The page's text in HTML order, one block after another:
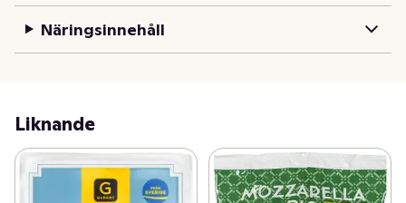
matlagning kan du snabbt trolla fram en god middag
som både smakar och gör gott. Den norrländska
importerad halloumi. Stroganoff, pasta, i soppa, som
burgare eller på grillen – det finns många tillfällen där
Norrloumi passar! På vår hemsida, www.norrmejerier.se
finns fler tips och recept på goda rätter.
Näringsinnehåll
Liknande